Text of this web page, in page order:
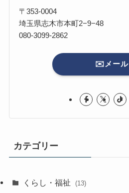
〒353-0004
埼玉県志木市本町2−9−48
080-3099-2862
✉️メール
カテゴリー
くらし・福祉 (13)